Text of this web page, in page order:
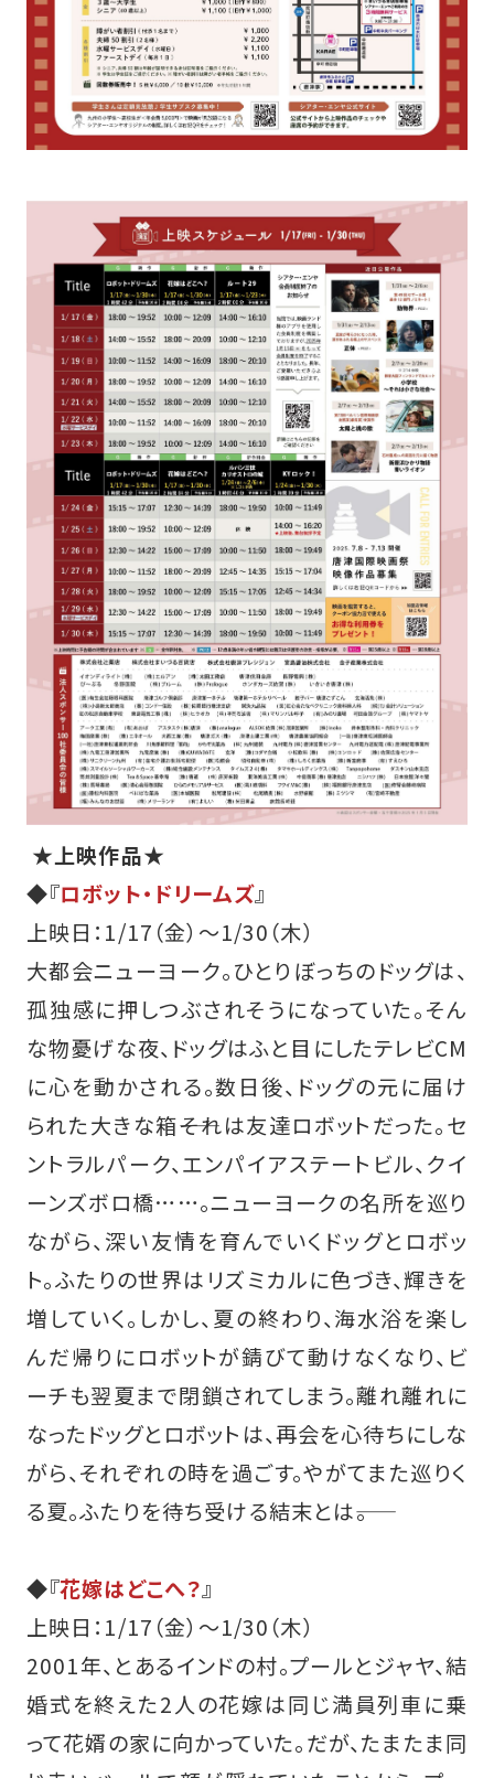
★上映作品★
◆『ロボット・ドリームズ』
上映日：1/17（金）～1/30（木）
大都会ニューヨーク。ひとりぼっちのドッグは、
孤独感に押しつぶされそうになっていた。そん
な物憂げな夜、ドッグはふと目にしたテレビCM
に心を動かされる。数日後、ドッグの元に届け
られた大きな箱――それは友達ロボットだった。セ
ントラルパーク、エンパイアステートビル、クイ
ーンズボロ橋……。ニューヨークの名所を巡り
ながら、深い友情を育んでいくドッグとロボッ
ト。ふたりの世界はリズミカルに色づき、輝きを
増していく。しかし、夏の終わり、海水浴を楽し
んだ帰りにロボットが錆びて動けなくなり、ビ
ーチも翌夏まで閉鎖されてしまう。離れ離れに
なったドッグとロボットは、再会を心待ちにしな
がら、それぞれの時を過ごす。やがてまた巡りく
る夏。ふたりを待ち受ける結末とは――。
◆『花嫁はどこへ？』
上映日：1/17（金）～1/30（木）
2001年、とあるインドの村。プールとジャヤ、結
婚式を終えた2人の花嫁は同じ満員列車に乗
って花婿の家に向かっていた。だが、たまたま同